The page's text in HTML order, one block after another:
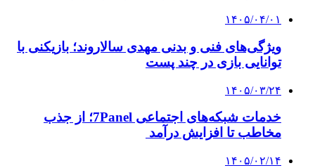
۱۴۰۵/۰۴/۰۱
ویژگی‌های فنی و بدنی مهدی سالاروند؛ بازیکنی با
توانایی بازی در چند پست
۱۴۰۵/۰۳/۲۴
خدمات شبکه‌های اجتماعی 7Panel؛ از جذب
مخاطب تا افزایش درآمد
۱۴۰۵/۰۲/۱۴